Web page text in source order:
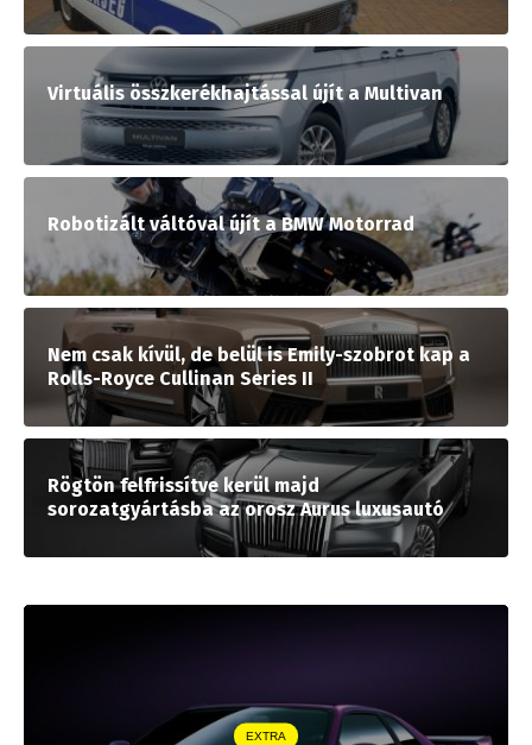
Virtuális összkerékhajtással újít a Multivan
Robotizált váltóval újít a BMW Motorrad
Nem csak kívül, de belül is Emily-szobrot kap a
Rolls-Royce Cullinan Series II
Rögtön felfrissítve kerül majd
sorozatgyártásba az orosz Aurus luxusautó
EXTRA